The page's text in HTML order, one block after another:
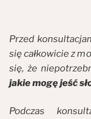
Przed
się całkowicie z
się, że
jakie mogę jeść
Podczas